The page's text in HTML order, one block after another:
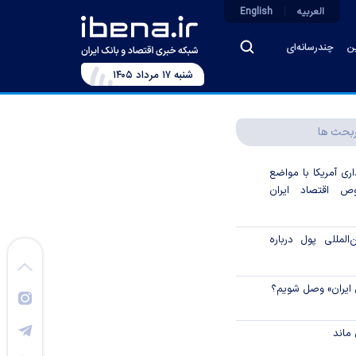
چندرسانه‌ای
العربیه English
شنبه ۱۷ مرداد ۱۴۰۵
ها
آمریکا با مواضع
اقتصاد ایران
پول درباره
وصل شویم؟